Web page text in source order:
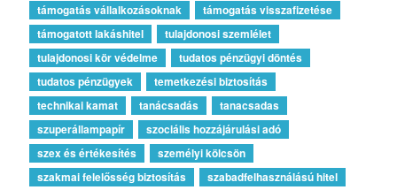
támogatás vállalkozásoknak
támogatás visszafizetése
támogatott lakáshitel
tulajdonosi szemlélet
tulajdonosi kör védelme
tudatos pénzügyi döntés
tudatos pénzügyek
temetkezési biztosítás
technikai kamat
tanácsadás
tanacsadas
szuperállampapír
szociális hozzájárulási adó
szex és értékesítés
személyi kölcsön
szakmai felelősség biztosítás
szabadfelhasználású hitel